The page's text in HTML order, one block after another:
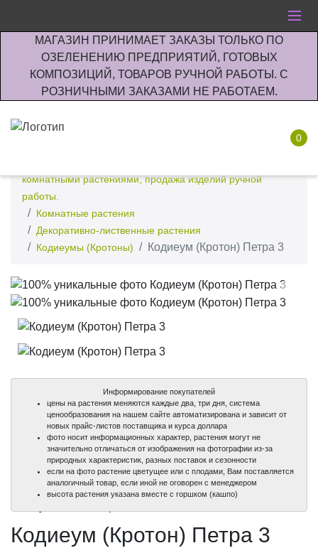
МАГАЗИН ПРИНИМАЕТ ЗАКАЗЫ ТОЛЬКО ПО
ОЗЕЛЕНЕНИЮ ПРЕДПРИЯТИЙ, ГОТОВЫХ
КОМПОЗИЦИЙ, ТОВАРОВ РУЧНОЙ РАБОТЫ. С
РОЗНИЧНЫМИ ЗАКАЗАМИ НЕ РАБОТАЕМ.
0
комнатными растениями, продажа изделий ручной
работы.
Комнатные растения
Декоративно-лиственные растения
Кодиеумы (Кротоны)
Кодиеум (Кротон) Петра 3
100%
100%
Информирование покупателей
цены на растения меняются каждые два, три дня, система
ценообразования на нашем сайте автоматизирована и зависит от
новых прайс-листов поставщика и курса доллара
фото носит информационных характер, растения могут не
значительно отличаться от изображения на фотографии из-за
природных характеристик, разных поставок и сезонности
если на фото растение цветущее или с плодами, Вам поставляется
аналогичный товар, если иной не оговорен с менеджером
высота растения указана вместе с горшком (кашпо)
Кодиеум (Кротон) Петра 3